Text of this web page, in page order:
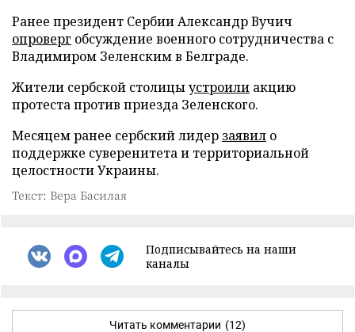
Ранее президент Сербии Александр Вучич
опроверг обсуждение военного сотрудничества с
Владимиром Зеленским в Белграде.
Жители сербской столицыустроили акцию
протеста против приезда Зеленского.
Месяцем ранее сербский лидер заявил о
поддержке суверенитета и территориальной
целостности Украины.
Текст: Вера Басилая
Подписывайтесь на наши
каналы
Читать комментарии (12)